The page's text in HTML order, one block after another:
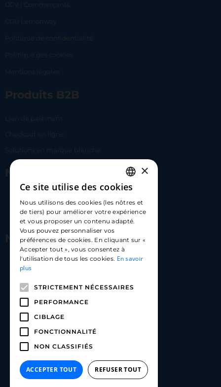
CGV | Commerçants
CGU Lemonway
Politique de confidentialité
Politique des cookies
Mentions légales
Produits B2B
Lien de paiement
Checkout en ligne
Solutions en marque blanche
Nous contacter
hello@carloapp.com
Nous suivre
Carlo App | Instagram
Carlo App | Linkedin
FRENCH
ENGLISH
SPANISH
×
Ce site utilise des cookies
Nous utilisons des cookies (les nôtres et
de tiers) pour améliorer votre expérience
et vous proposer un contenu adapté.
Vous pouvez personnaliser vos
préférences de cookies. En cliquant sur «
Accepter tout », vous consentez à
l'utilisation de tous les cookies. En savoir
plus
STRICTEMENT NÉCESSAIRES
PERFORMANCE
CIBLAGE
FONCTIONNALITÉ
NON CLASSIFIÉS
ACCEPTER TOUT REFUSER TOUT